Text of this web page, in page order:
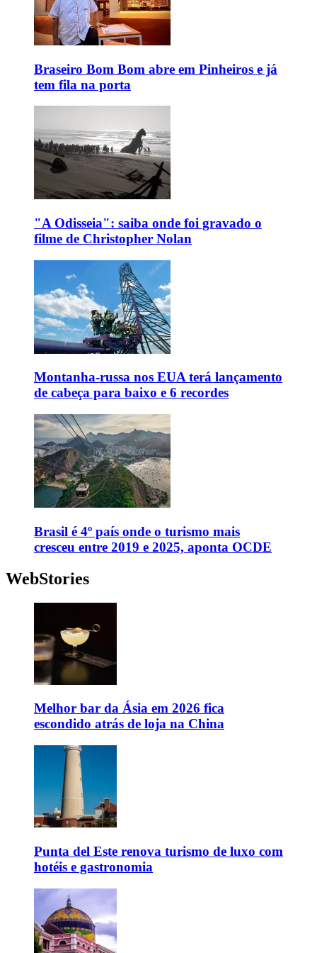
Braseiro Bom Bom abre em Pinheiros e já
tem fila na porta
"A Odisseia": saiba onde foi gravado o
filme de Christopher Nolan
Montanha-russa nos EUA terá lançamento
de cabeça para baixo e 6 recordes
Brasil é 4º país onde o turismo mais
cresceu entre 2019 e 2025, aponta OCDE
WebStories
Melhor bar da Ásia em 2026 fica
escondido atrás de loja na China
Punta del Este renova turismo de luxo com
hotéis e gastronomia